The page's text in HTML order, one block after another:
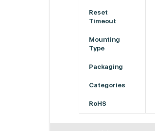
Reset
Timeout
Mounting
Type
Packaging
Categories
RoHS